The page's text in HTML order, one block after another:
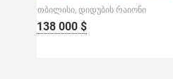
თბილისი, დიდუბის რაიონი
138 000 $